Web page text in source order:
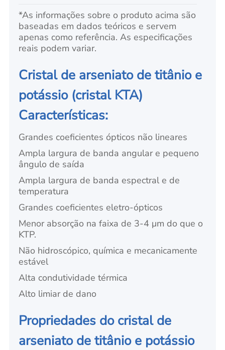
*As informações sobre o produto acima são
baseadas em dados teóricos e servem
apenas como referência. As especificações
reais podem variar.
Cristal de arseniato de titânio e
potássio (cristal KTA)
Características:
Grandes coeficientes ópticos não lineares
Ampla largura de banda angular e pequeno
ângulo de saída
Ampla largura de banda espectral e de
temperatura
Grandes coeficientes eletro-ópticos
Menor absorção na faixa de 3-4 μm do que o
KTP.
Não hidroscópico, química e mecanicamente
estável
Alta condutividade térmica
Alto limiar de dano
Propriedades do cristal de
arseniato de titânio e potássio